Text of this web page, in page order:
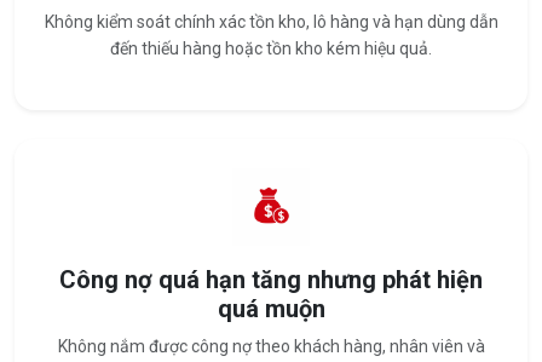
Không kiểm soát chính xác tồn kho, lô hàng và hạn dùng dẫn
đến thiếu hàng hoặc tồn kho kém hiệu quả.
Công nợ quá hạn tăng nhưng phát hiện
quá muộn
Không nắm được công nợ theo khách hàng, nhân viên và